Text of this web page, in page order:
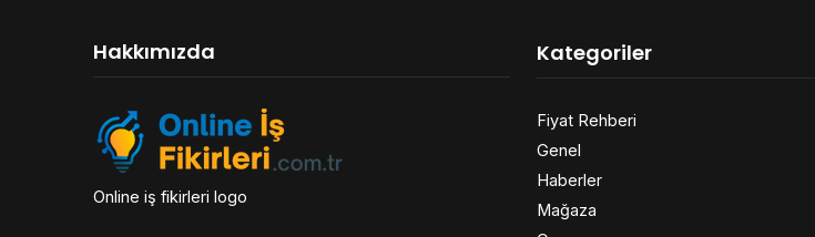
Hakkımızda
Online iş fikirleri logo
Kategoriler
Fiyat Rehberi
Genel
Haberler
Mağaza